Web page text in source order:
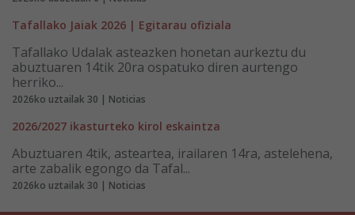
Tafallako Jaiak 2026 | Egitarau ofiziala
Tafallako Udalak asteazken honetan aurkeztu du
abuztuaren 14tik 20ra ospatuko diren aurtengo
herriko...
2026ko uztailak 30 | Noticias
2026/2027 ikasturteko kirol eskaintza
Abuztuaren 4tik, asteartea, irailaren 14ra, astelehena,
arte zabalik egongo da Tafal...
2026ko uztailak 30 | Noticias